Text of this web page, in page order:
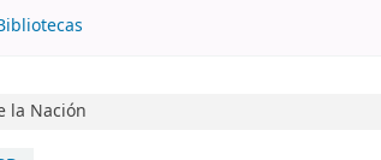
la Nación